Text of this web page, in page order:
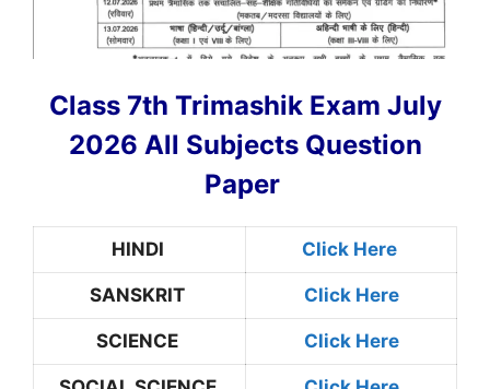
Class 7th Trimashik Exam July
2026 All Subjects Question
Paper
HINDI Click Here
SANSKRIT Click Here
SCIENCE Click Here